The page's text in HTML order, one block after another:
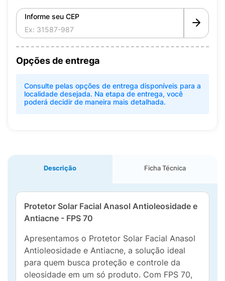
Informe seu CEP
Opções de entrega
Consulte pelas opções de entrega disponíveis para a
localidade desejada. Na etapa de entrega, você
poderá decidir de maneira mais detalhada.
Descrição Ficha Técnica
Protetor Solar Facial Anasol Antioleosidade e
Antiacne - FPS 70
Apresentamos o Protetor Solar Facial Anasol
Antioleosidade e Antiacne, a solução ideal
para quem busca proteção e controle da
oleosidade em um só produto. Com FPS 70,